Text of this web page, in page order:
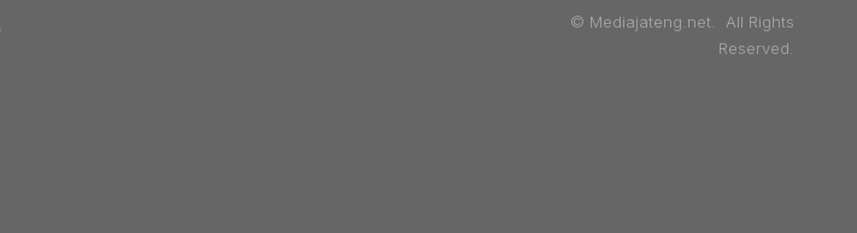
© Mediajateng.net. All Rights
Reserved.